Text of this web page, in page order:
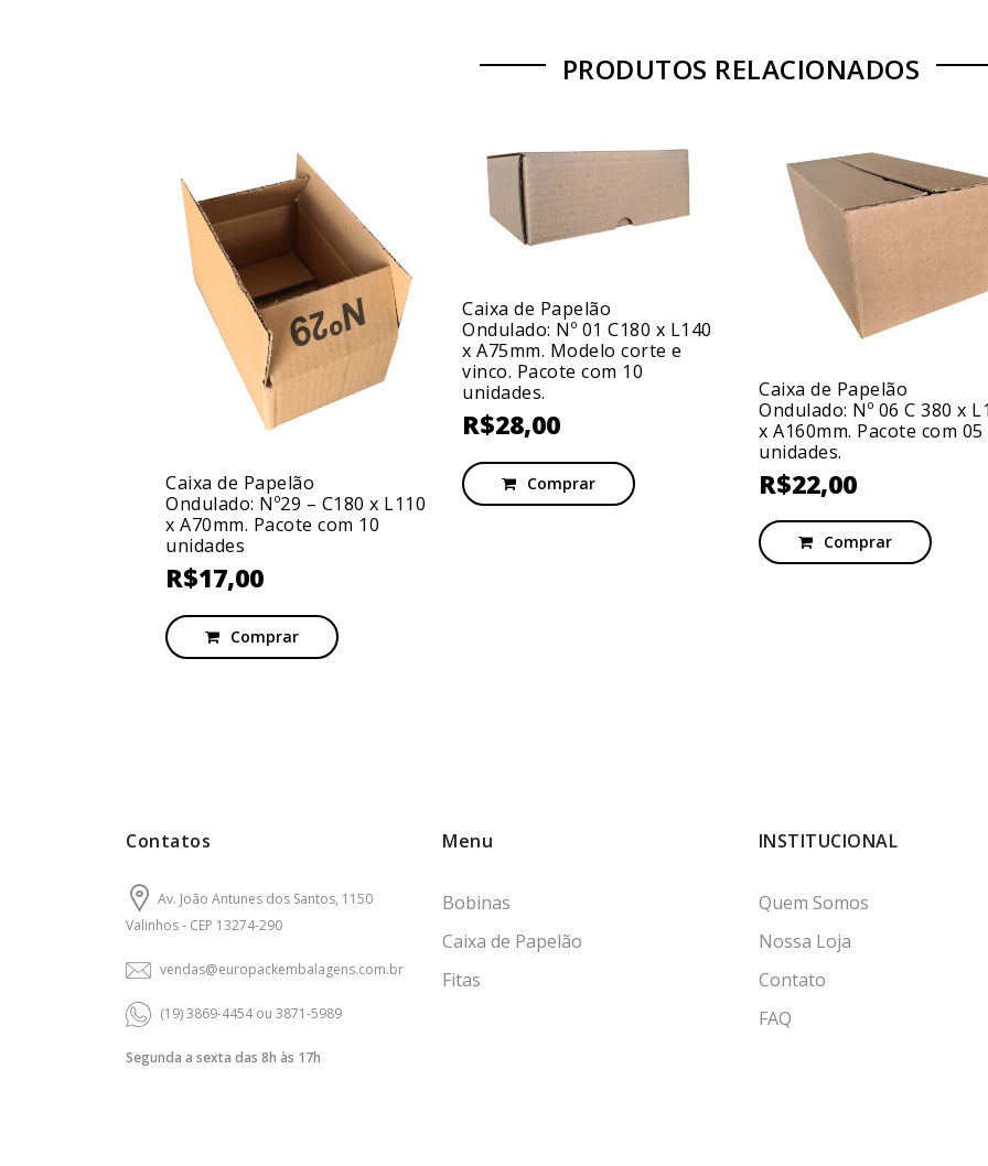
PRODUTOS RELACIONADOS
Caixa de Papelão
Ondulado: Nº29 – C180 x L110
x A70mm. Pacote com 10
unidades
R$17,00
Comprar
Caixa de Papelão
Ondulado: Nº 01 C180 x L140
x A75mm. Modelo corte e
vinco. Pacote com 10
unidades.
R$28,00
Comprar
Caixa de Papelão
Ondulado: Nº 06 C 380 x
x A160mm. Pacote com 05
unidades.
R$22,00
Comprar
Contatos
Av. João Antunes dos Santos, 1150
Valinhos - CEP 13274-290
vendas@europackembalagens.com.br
(19) 3869-4454 ou 3871-5989
Segunda a sexta das 8h às 17h
Menu
Bobinas
Caixa de Papelão
Fitas
INSTITUCIONAL
Quem Somos
Nossa Loja
Contato
FAQ